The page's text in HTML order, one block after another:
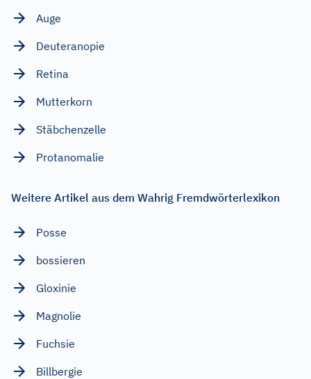
Auge
Deuteranopie
Retina
Mutterkorn
Stäbchenzelle
Protanomalie
Weitere Artikel aus dem Wahrig Fremdwörterlexikon
Posse
bossieren
Gloxinie
Magnolie
Fuchsie
Billbergie